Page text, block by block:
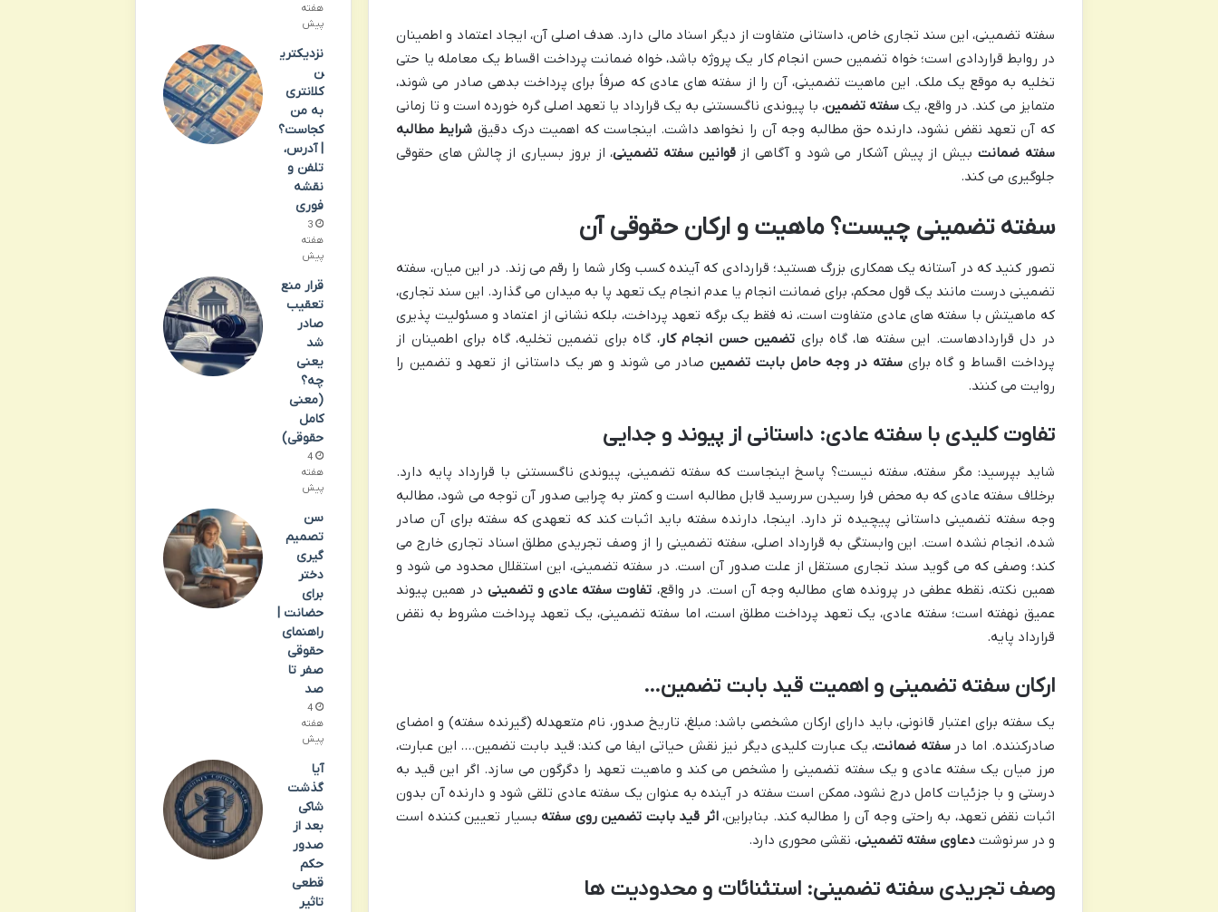
سفته تضمینی، این سند تجاری خاص، داستانی متفاوت از دیگر اسناد مالی دارد. هدف اصلی آن، ایجاد اعتماد و اطمینان
در روابط قراردادی است؛ خواه تضمین حسن انجام کار یک پروژه باشد، خواه ضمانت پرداخت اقساط یک معامله یا حتی
تخلیه به موقع یک ملک. این ماهیت تضمینی، آن را از سفته های عادی که صرفاً برای پرداخت بدهی صادر می شوند،
متمایز می کند. در واقع، یک سفته تضمین، با پیوندی ناگسستنی به یک قرارداد یا تعهد اصلی گره خورده است و تا زمانی
که آن تعهد نقض نشود، دارنده حق مطالبه وجه آن را نخواهد داشت. اینجاست که اهمیت درک دقیق شرایط مطالبه
سفته ضمانت بیش از پیش آشکار می شود و آگاهی ازقوانین سفته تضمینی، از بروز بسیاری از چالش های حقوقی
جلوگیری می کند.
سفته تضمینی چیست؟ ماهیت و ارکان حقوقی آن
تصور کنید که در آستانه یک همکاری بزرگ هستید؛ قراردادی که آینده کسب وکار شما را رقم می زند. در این میان، سفته
تضمینی درست مانند یک قول محکم، برای ضمانت انجام یا عدم انجام یک تعهد پا به میدان می گذارد. این سند تجاری،
که ماهیتش با سفته های عادی متفاوت است، نه فقط یک برگه تعهد پرداخت، بلکه نشانی از اعتماد و مسئولیت پذیری
در دل قراردادهاست. این سفته ها، گاه برای تضمین حسن انجام کار، گاه برای تضمین تخلیه، گاه برای اطمینان از
پرداخت اقساط و گاه برایسفته در وجه حامل بابت تضمینصادر می شوند و هر یک داستانی از تعهد و تضمین را
روایت می کنند.
تفاوت کلیدی با سفته عادی: داستانی از پیوند و جدایی
شاید بپرسید: مگر سفته، سفته نیست؟ پاسخ اینجاست که سفته تضمینی، پیوندی ناگسستنی با قرارداد پایه دارد.
برخلاف سفته عادی که به محض فرا رسیدن سررسید قابل مطالبه است و کمتر به چرایی صدور آن توجه می شود، مطالبه
وجه سفته تضمینی داستانی پیچیده تر دارد. اینجا، دارنده سفته باید اثبات کند که تعهدی که سفته برای آن صادر
شده، انجام نشده است. این وابستگی به قرارداد اصلی، سفته تضمینی را از وصف تجریدی مطلق اسناد تجاری خارج می
کند؛ وصفی که می گوید سند تجاری مستقل از علت صدور آن است. در سفته تضمینی، این استقلال محدود می شود و
همین نکته، نقطه عطفی در پرونده های مطالبه وجه آن است. در واقع، تفاوت سفته عادی و تضمینی در همین پیوند
عمیق نهفته است؛ سفته عادی، یک تعهد پرداخت مطلق است، اما سفته تضمینی، یک تعهد پرداخت مشروط به نقض
قرارداد پایه.
ارکان سفته تضمینی و اهمیت قید بابت تضمین…
یک سفته برای اعتبار قانونی، باید دارای ارکان مشخصی باشد: مبلغ، تاریخ صدور، نام متعهدله (گیرنده سفته) و امضای
صادرکننده. اما درسفته ضمانت، یک عبارت کلیدی دیگر نیز نقش حیاتی ایفا می کند: قید بابت تضمین…. این عبارت،
مرز میان یک سفته عادی و یک سفته تضمینی را مشخص می کند و ماهیت تعهد را دگرگون می سازد. اگر این قید به
درستی و با جزئیات کامل درج نشود، ممکن است سفته در آینده به عنوان یک سفته عادی تلقی شود و دارنده آن بدون
اثبات نقض تعهد، به راحتی وجه آن را مطالبه کند. بنابراین،اثر قید بابت تضمین روی سفته بسیار تعیین کننده است
و در سرنوشتدعاوی سفته تضمینی، نقشی محوری دارد.
وصف تجریدی سفته تضمینی: استثنائات و محدودیت ها
هفته
پیش
نزدیکتری
ن
کلانتری
به من
کجاست؟
| آدرس،
تلفن و
نقشه
فوری
3
هفته
پیش
قرار منع
تعقیب
صادر
شد
یعنی
چه؟
(معنی
کامل
حقوقی)
4
هفته
پیش
سن
تصمیم
گیری
دختر
برای
حضانت |
راهنمای
حقوقی
صفر تا
صد
4
هفته
پیش
آیا
گذشت
شاکی
بعد از
صدور
حکم
قطعی
تاثیر